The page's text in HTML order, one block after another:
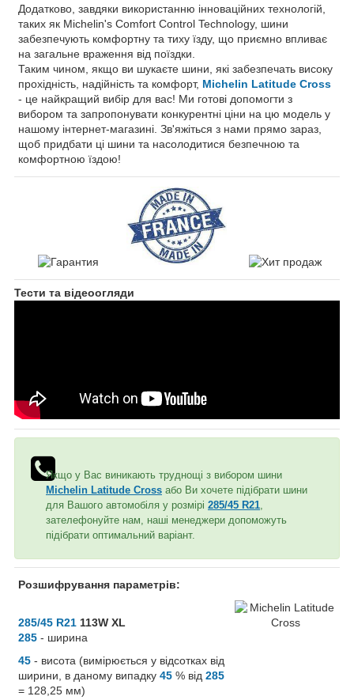
Додатково, завдяки використанню інноваційних технологій,
таких як Michelin's Comfort Control Technology, шини
забезпечують комфортну та тиху їзду, що приємно впливає
на загальне враження від поїздки.
Таким чином, якщо ви шукаєте шини, які забезпечать високу
прохідність, надійність та комфорт, Michelin Latitude Cross
- це найкращий вибір для вас! Ми готові допомогти з
вибором та запропонувати конкурентні ціни на цю модель у
нашому інтернет-магазині. Зв'яжіться з нами прямо зараз,
щоб придбати ці шини та насолодитися безпечною та
комфортною їздою!
Тести та відеоогляди
Якщо у Вас виникають труднощі з вибором шини
Michelin Latitude Cross або Ви хочете підібрати шини
для Вашого автомобіля у розмірі 285/45 R21
зателефонуйте нам, наші менеджери допоможуть
підібрати оптимальний варіант.
Розшифрування параметрів:
285/45 R21 113W XL
285 - ширина
45 - висота (вимірюється у відсотках від
ширини, в даному випадку 45 % від 285
= 128,25 мм)